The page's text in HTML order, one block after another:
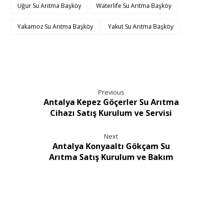
Uğur Su Arıtma Başköy Waterlife Su Arıtma Başköy
Yakamoz Su Arıtma Başköy Yakut Su Arıtma Başköy
Previous
Antalya Kepez Göçerler Su Arıtma
Cihazı Satış Kurulum ve Servisi
Next
Antalya Konyaaltı Gökçam Su
Arıtma Satış Kurulum ve Bakım